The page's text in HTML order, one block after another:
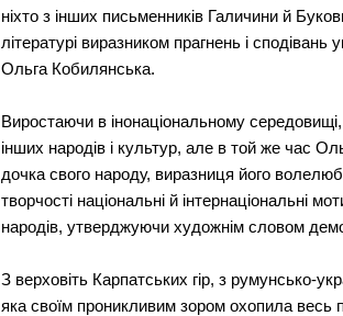
ніхто з інших письменників Галичини й
літературі виразником прагнень і
Ольга Кобилянська.
Виростаючи в інонаціональному
інших народів і культур, але в той же час
дочка свого народу, виразниця його
творчості національні й інтернаціональні
народів, утверджуючи художнім словом
З верховіть Карпатських гір, з румунсько-
яка своїм проникливим зором охопила весь